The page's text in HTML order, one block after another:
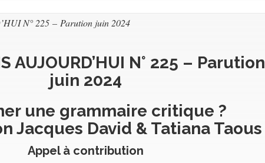
N° 225 – Parution juin 2024
AUJOURD’HUI N° 225 – Parution
juin 2024
une grammaire critique ?
Jacques David & Tatiana Taous
Appel à contribution